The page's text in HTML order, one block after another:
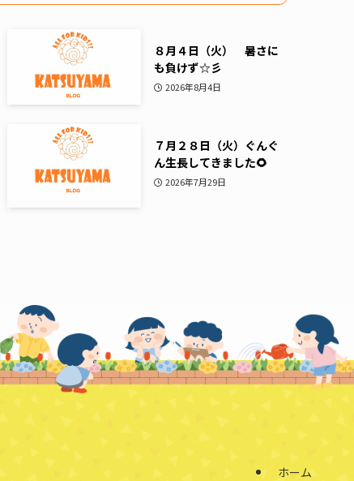
８月４日（火） 暑さに
も負けず☆彡
2026年8月4日
７月２８日（火）ぐんぐ
ん生長してきました🌻
2026年7月29日
ホーム